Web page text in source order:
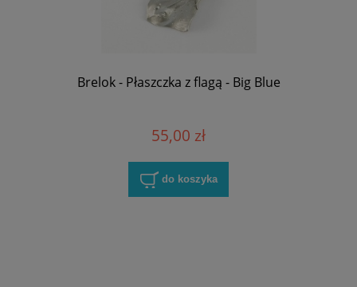
Brelok - Płaszczka z flagą - Big Blue
55,00 zł
do koszyka